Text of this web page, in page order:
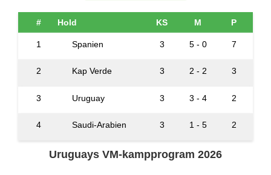
# Hold KS M P
1 Spanien 3 5 - 0 7
2 Kap Verde 3 2 - 2 3
3 Uruguay 3 3 - 4 2
4 Saudi-Arabien 3 1 - 5 2
Uruguays VM-kampprogram 2026